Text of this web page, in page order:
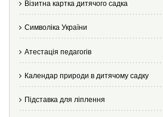
Візитна картка дитячого садка
Cимволіка України
Атестація педагогів
Календар природи в дитячому садку
Підставка для ліплення